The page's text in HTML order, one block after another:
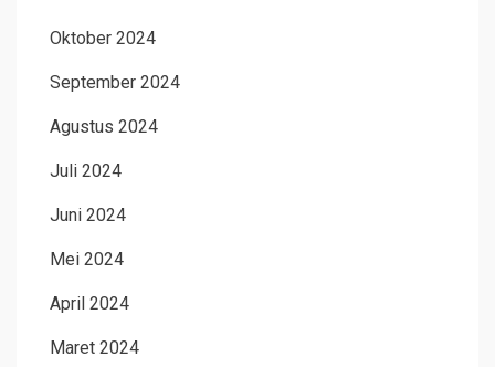
Oktober 2024
September 2024
Agustus 2024
Juli 2024
Juni 2024
Mei 2024
April 2024
Maret 2024